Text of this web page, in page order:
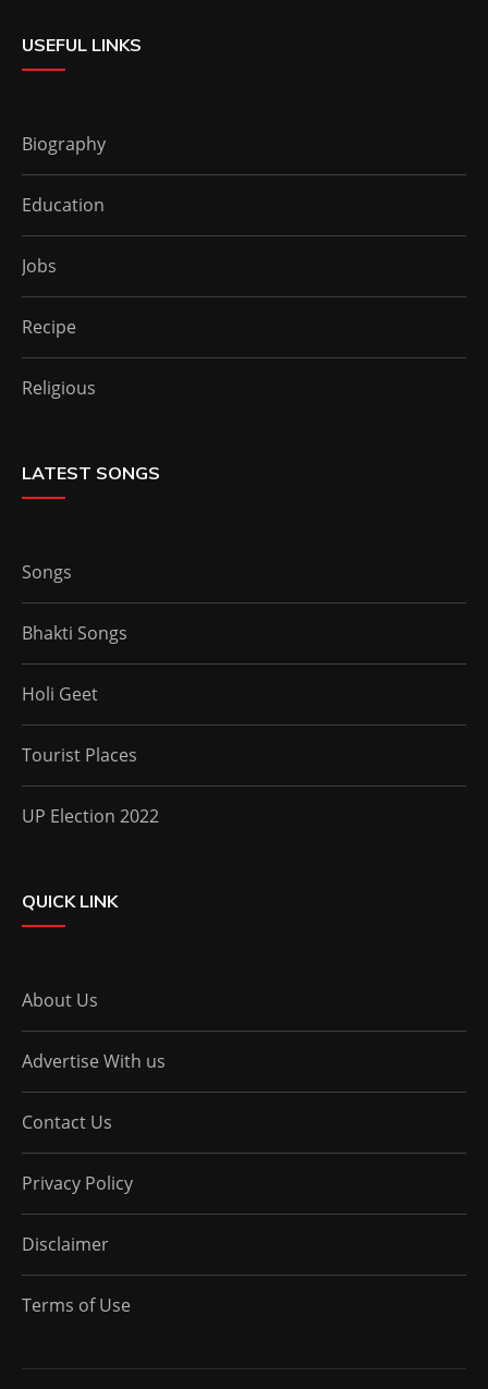
USEFUL LINKS
Biography
Education
Jobs
Recipe
Religious
LATEST SONGS
Songs
Bhakti Songs
Holi Geet
Tourist Places
UP Election 2022
QUICK LINK
About Us
Advertise With us
Contact Us
Privacy Policy
Disclaimer
Terms of Use